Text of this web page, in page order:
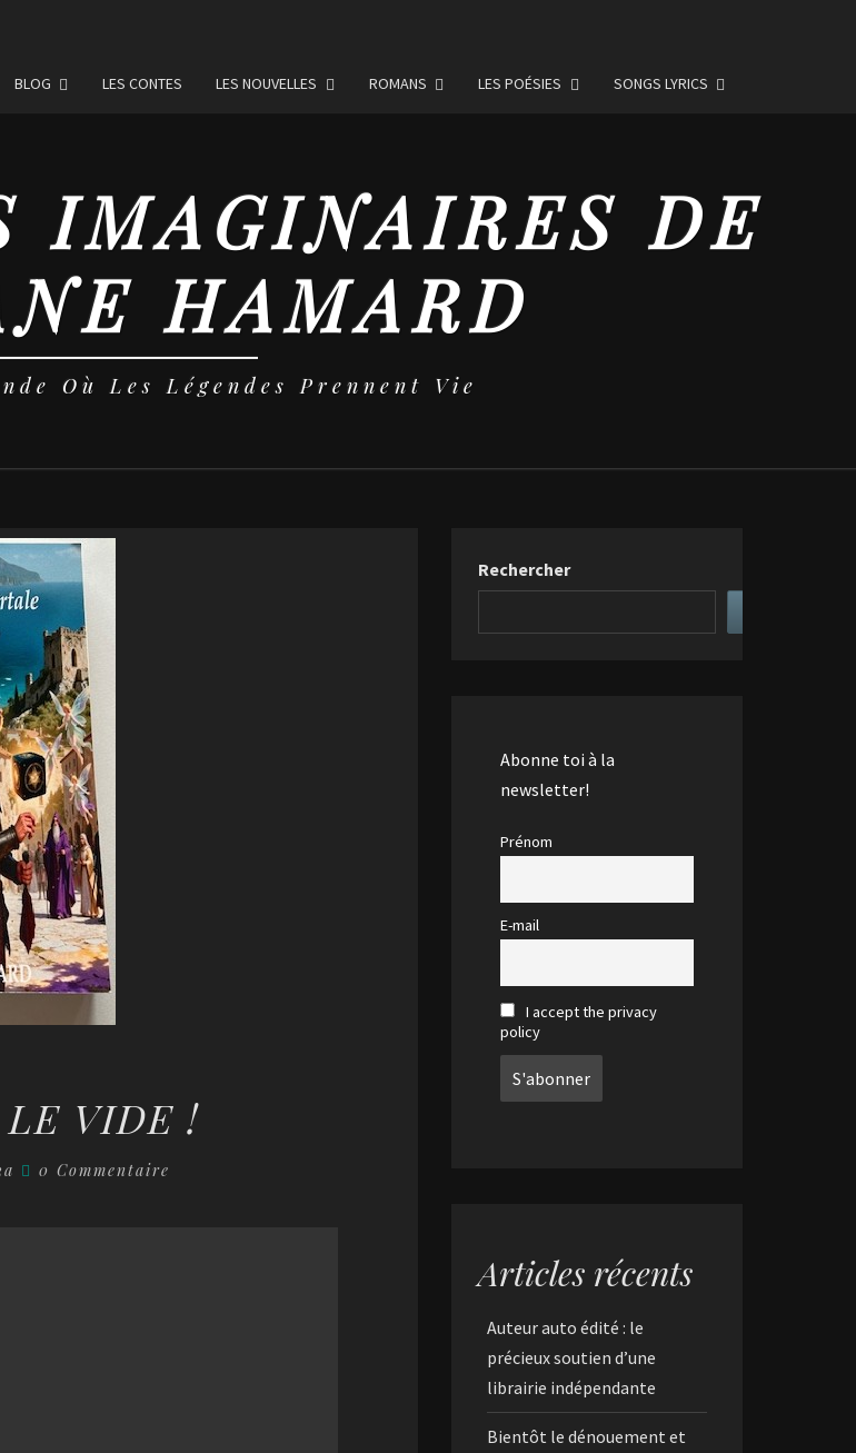
BLOG LES CONTES LES NOUVELLES ROMANS LES POÉSIES SONGS LYRICS
IMAGINAIRES DE
HAMARD
Où Les Légendes Prennent Vie
VIDE !
Commentaires
0 Commentaire
Rechercher
Abonne toi à la
newsletter!
Prénom
E-mail
I accept the privacy
policy
Articles récents
Auteur auto édité : le
précieux soutien d’une
librairie indépendante
Bientôt le dénouement et